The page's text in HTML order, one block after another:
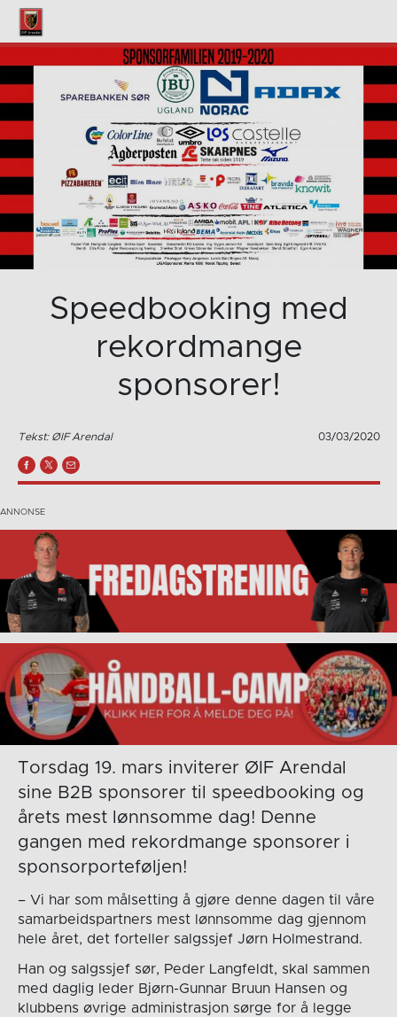
Speedbooking med
rekordmange
sponsorer!
Tekst: ØIF Arendal 03/03/2020
Torsdag 19. mars inviterer ØIF Arendal
sine B2B sponsorer til speedbooking og
årets mest lønnsomme dag! Denne
gangen med rekordmange sponsorer i
sponsorporteføljen!
– Vi har som målsetting å gjøre denne dagen til våre
samarbeidspartners mest lønnsomme dag gjennom
hele året, det forteller salgssjef Jørn Holmestrand.
Han og salgssjef sør, Peder Langfeldt, skal sammen
med daglig leder Bjørn-Gunnar Bruun Hansen og
klubbens øvrige administrasjon sørge for å legge